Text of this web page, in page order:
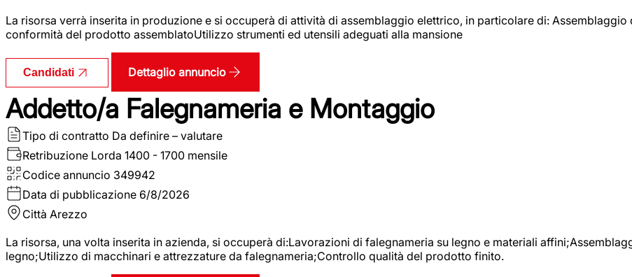
La risorsa verrà inserita in produzione e si occuperà di attività di assemblaggio elettrico, in particolare di:
conformità del prodotto assemblatoUtilizzo strumenti ed utensili adeguati alla mansione
Candidati Dettaglio annuncio
Addetto/a Falegnameria e Montaggio
Tipo di contratto Da definire – valutare
Retribuzione Lorda 1400 - 1700 mensile
Codice annuncio 349942
Data di pubblicazione 6/8/2026
Città Arezzo
La risorsa, una volta inserita in azienda, si occuperà di:Lavorazioni di falegnameria su legno e materiali
legno;Utilizzo di macchinari e attrezzature da falegnameria;Controllo qualità del prodotto finito.